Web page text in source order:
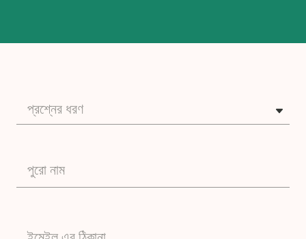
প্রশ্নের ধরণ
পুরো নাম